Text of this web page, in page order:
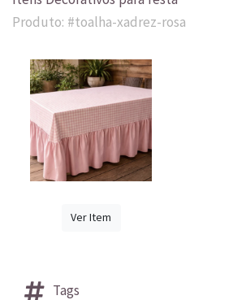
Produto: #toalha-xadrez-rosa
Ver Item
Tags